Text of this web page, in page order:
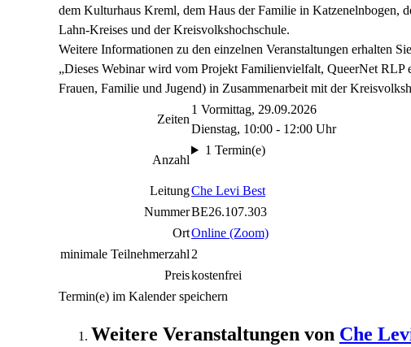
dem Kulturhaus Kreml, dem Haus der Familie in Katzenelnbogen,
Lahn-Kreises und der Kreisvolkshochschule.
Weitere Informationen zu den einzelnen Veranstaltungen erhalten
„Dieses Webinar wird vom Projekt Familienvielfalt, QueerNet
Frauen, Familie und Jugend) in Zusammenarbeit mit der
Zeiten
1 Vormittag, 29.09.2026
Dienstag, 10:00 - 12:00 Uhr
Anzahl
1 Termin(e)
LeitungChe Levi Best
NummerBE26.107.303
OrtOnline (Zoom)
minimale Teilnehmerzahl 2
Preiskostenfrei
Termin(e) im Kalender speichern
Weitere Veranstaltungen von Che